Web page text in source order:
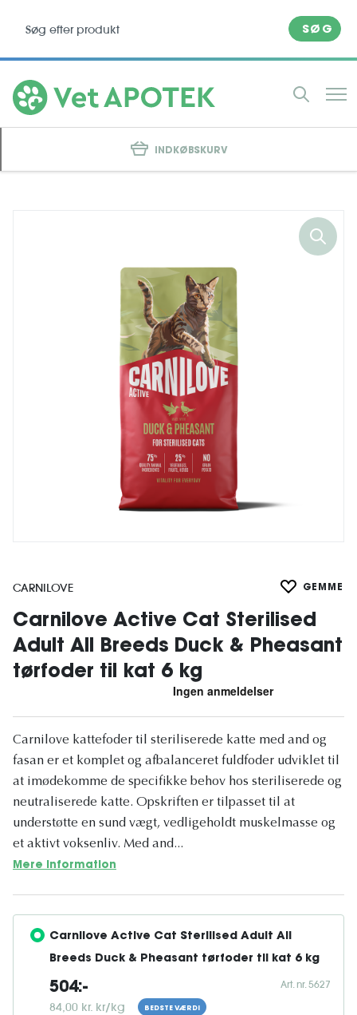
SØG
INDKØBSKURV
CARNILOVE GEMME
Carnilove Active Cat Sterilised
Adult All Breeds Duck & Pheasant
tørfoder til kat 6 kg
Carnilove kattefoder til steriliserede katte med and og
fasan er et komplet og afbalanceret fuldfoder udviklet til
at imødekomme de specifikke behov hos steriliserede og
neutraliserede katte. Opskriften er tilpasset til at
understøtte en sund vægt, vedligeholdt muskelmasse og
et aktivt voksenliv. Med and...
Mere information
Carnilove Active Cat Sterilised Adult All
Breeds Duck & Pheasant tørfoder til kat 6 kg
504:-
84,00 kr. kr/kg BEDSTE VÆRDI
Art. nr. 5627